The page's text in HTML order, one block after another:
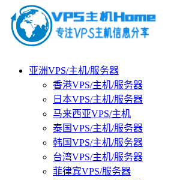
亚洲VPS/主机/服务器
香港VPS/主机/服务器
日本VPS/主机/服务器
马来西亚VPS/主机
泰国VPS/主机/服务器
韩国VPS/主机/服务器
台湾VPS/主机/服务器
菲律宾VPS/服务器